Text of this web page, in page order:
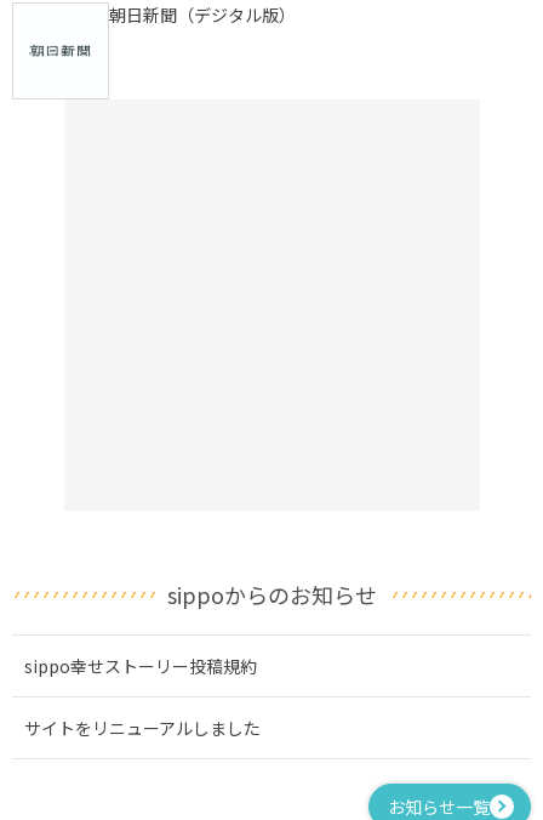
朝日新聞（デジタル版）
sippoからのお知らせ
sippo幸せストーリー投稿規約
サイトをリニューアルしました
お知らせ一覧